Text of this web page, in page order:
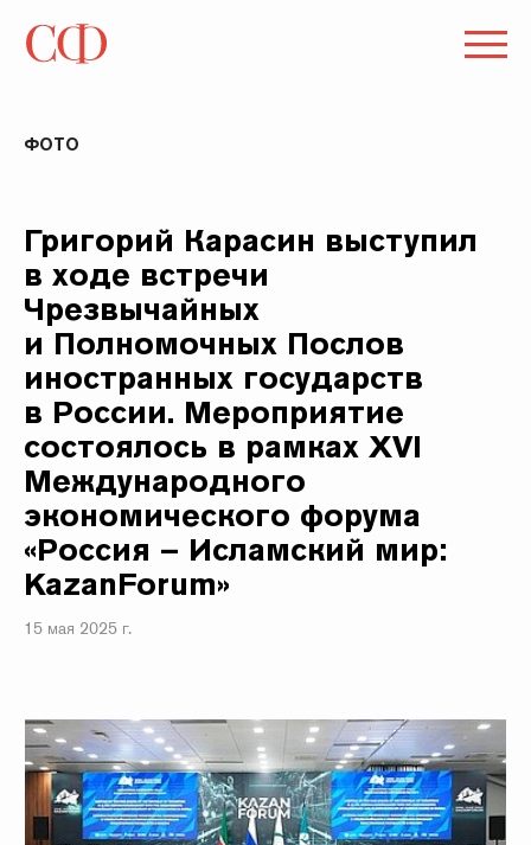
ФОТО
Григорий Карасин выступил
в ходе встречи
Чрезвычайных
и Полномочных Послов
иностранных государств
в России. Мероприятие
состоялось в рамках XVI
Международного
экономического форума
«Россия – Исламский мир:
KazanForum»
15 мая 2025 г.